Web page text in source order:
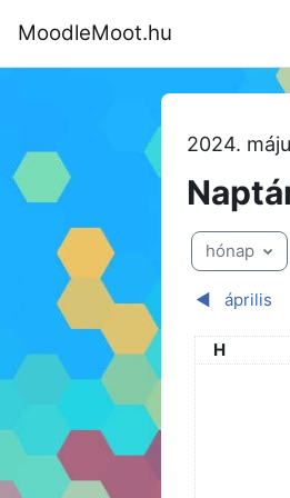
MoodleMoot.hu
2024.
hónap
◀︎ április
Hétfő
H